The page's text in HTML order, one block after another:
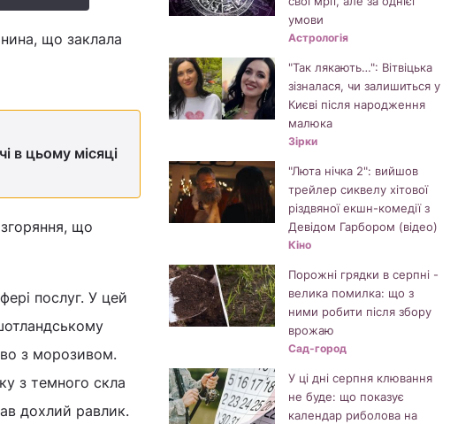
що заклала
в цьому місяці
що
послуг. У цей
з морозивом.
з темного скла
дохлий равлик.
умови
Астрологія
"Так лякають…": Вітвіцька
зізналася, чи залишиться у
Києві після народження
малюка
Зірки
"Люта нічка 2": вийшов
трейлер сиквелу хітової
різдвяної екшн-комедії з
Девідом Гарбором (відео)
Кіно
Порожні грядки в серпні -
велика помилка: що з
ними робити після збору
врожаю
Сад-город
У ці дні серпня клювання
не буде: що показує
календар риболова на